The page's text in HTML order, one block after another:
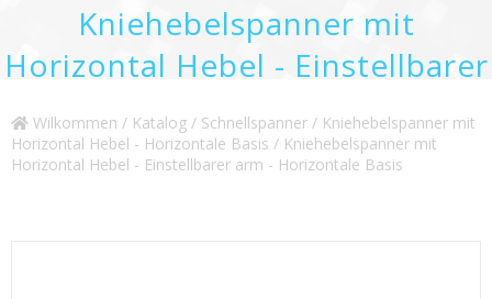
Kniehebelspanner mit
Horizontal Hebel - Einstellbarer
arm - Horizontale Basis
Wilkommen / Katalog / Schnellspanner / Kniehebelspanner mit
Horizontal Hebel - Horizontale Basis / Kniehebelspanner mit
Horizontal Hebel - Einstellbarer arm - Horizontale Basis